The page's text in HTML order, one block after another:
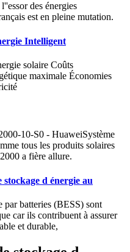
des énergies
est en pleine mutation.
Intelligent
solaire Coûts
maximale Économies
10-S0 - HuaweiSystème
tous les produits solaires
a fière allure.
d énergie au
par batteries (BESS) sont
car ils contribuent à assurer
et durable,